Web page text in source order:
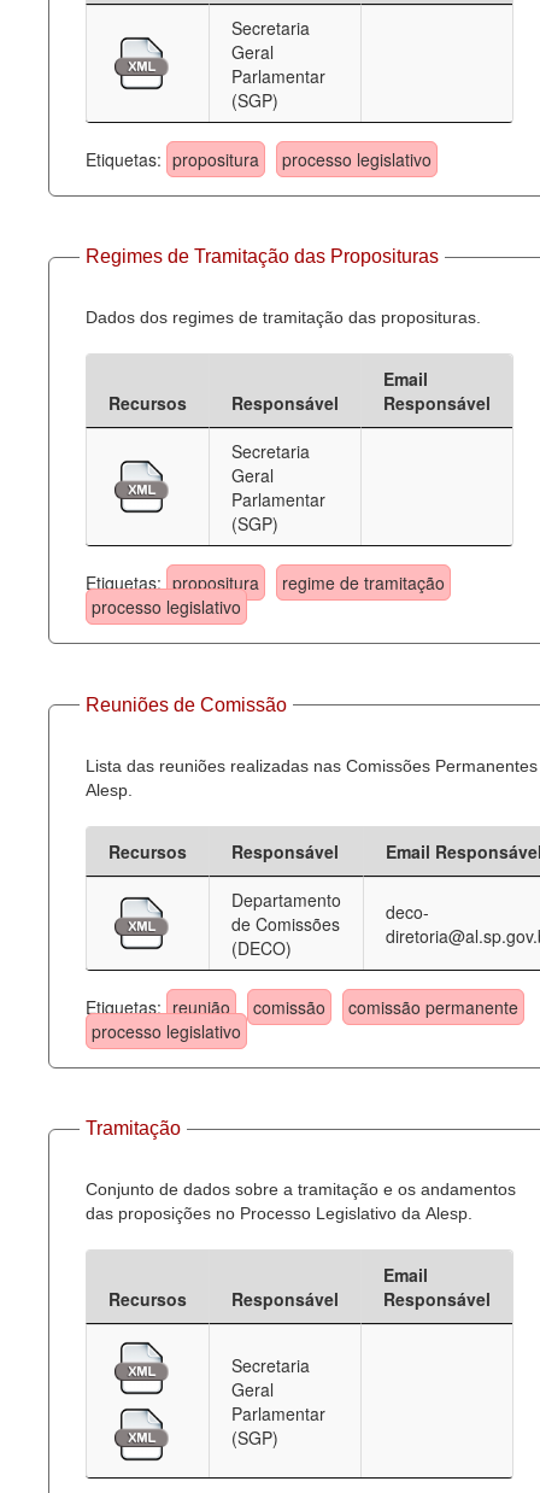
Secretaria
Geral
Parlamentar
(SGP)
Etiquetas: propositura processo legislativo
Regimes de Tramitação das Proposituras
Dados dos regimes de tramitação das proposituras.
Recursos Responsável
Email
Responsável
Secretaria
Geral
Parlamentar
(SGP)
Etiquetas: propositura
regime de tramitação
processo legislativo
Reuniões de Comissão
Lista das reuniões realizadas nas Comissões
Alesp.
Recursos Responsável
Email
Departamento
de Comissões
(DECO)
deco-
Etiquetas: reunião comissão
comissão permanente
processo legislativo
Tramitação
Conjunto de dados sobre a tramitação e os andamentos
das proposições no Processo Legislativo da Alesp.
Recursos Responsável
Email
Responsável
Secretaria
Geral
Parlamentar
(SGP)